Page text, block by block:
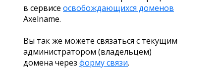
в сервисе освобождающихся доменов
Axelname.
Вы так же можете связаться с текущим
администратором (владельцем)
домена через форму связи.